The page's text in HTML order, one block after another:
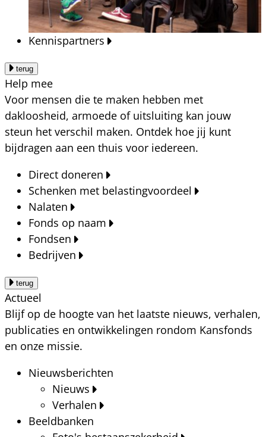
Kennispartners
terug
Help mee
Voor mensen die te maken hebben met
dakloosheid, armoede of uitsluiting kan jouw
steun het verschil maken. Ontdek hoe jij kunt
bijdragen aan een thuis voor iedereen.
Direct doneren
Schenken met belastingvoordeel
Nalaten
Fonds op naam
Fondsen
Bedrijven
terug
Actueel
Blijf op de hoogte van het laatste nieuws, verhalen,
publicaties en ontwikkelingen rondom Kansfonds
en onze missie.
Nieuwsberichten
Nieuws
Verhalen
Beeldbanken